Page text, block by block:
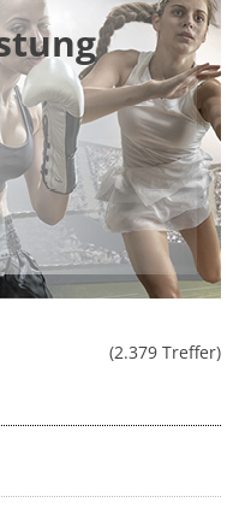
(2.379 Treffer)